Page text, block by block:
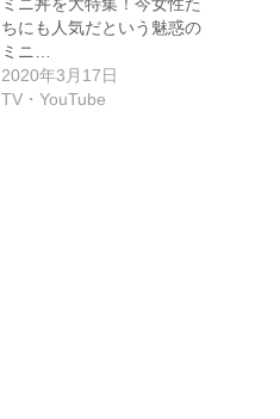
ちにも人気だという魅惑の
ミニ…
2020年3月17日
TV・YouTube